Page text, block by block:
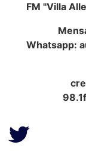
FM "Villa
Whatsapp: